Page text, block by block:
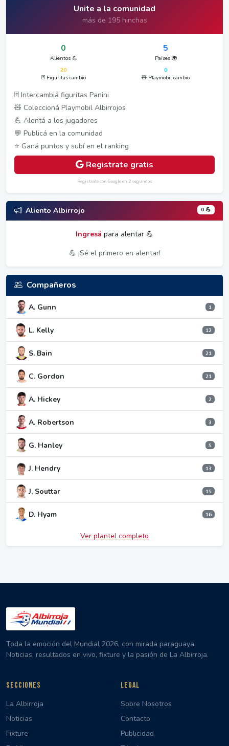
Unite a la comunidad
más de 195 hinchas
0
Alientos 💪
5
Países 🌍
20
🃏 Figuritas cambio
0
🧸 Playmobil cambio
🃏 Intercambiá figuritas Panini
🧸 Coleccioná Playmobil Albirrojos
💪 Alentá a los jugadores
💬 Publicá en la comunidad
⭐ Ganá puntos y subí en el ranking
Registrate gratis
Registrate con Google en 2 segundos
Aliento Albirrojo 0 💪
Ingresá para alentar 💪
💪 ¡Sé el primero en alentar!
Compañeros
A. Gunn 1
L. Kelly 12
S. Bain 21
C. Gordon 21
A. Hickey 2
A. Robertson 3
G. Hanley 5
J. Hendry 13
J. Souttar 15
D. Hyam 16
Ver plantel completo
Toda la emoción del Mundial 2026, con mirada paraguaya.
Noticias, resultados en vivo, fixture y la pasión de La Albirroja.
SECCIONES
La Albirroja
Noticias
Fixture
LEGAL
Sobre Nosotros
Contacto
Publicidad